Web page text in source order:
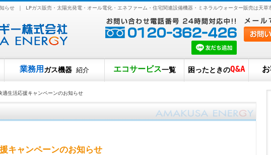
らせ ｜ LPガス販売・太陽光発電・オール電化・エネファーム・住宅関連設備機器・ミネラルウォーター販売は天草
業務用 ガス機器 紹介 エコサービス一覧 困ったときのQ&A
生活応援キャンペーンのお知らせ
キャンペーンのお知らせ